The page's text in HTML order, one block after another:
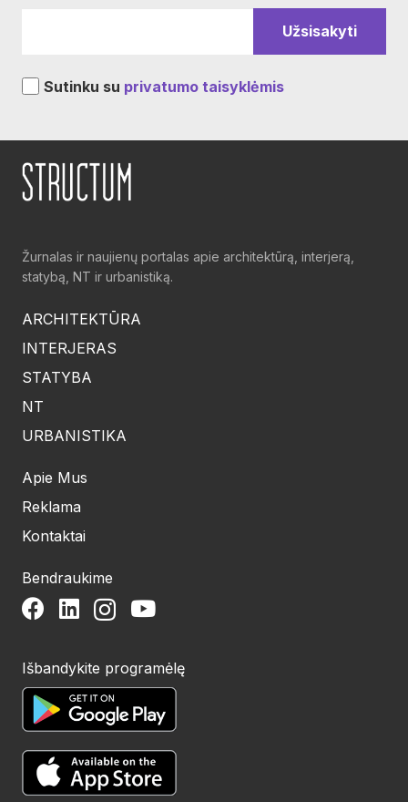
Sutinku su privatumo taisyklėmis
Žurnalas ir naujienų portalas apie architektūrą, interjerą,
statybą, NT ir urbanistiką.
ARCHITEKTŪRA
INTERJERAS
STATYBA
NT
URBANISTIKA
Apie Mus
Reklama
Kontaktai
Bendraukime
Išbandykite programėlę